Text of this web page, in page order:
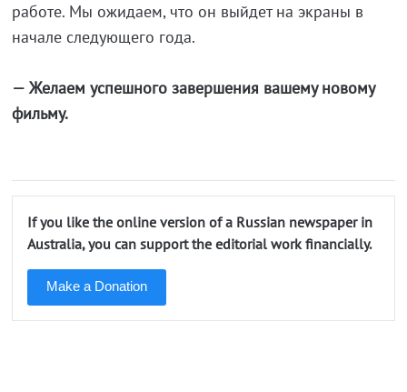
работе. Мы ожидаем, что он выйдет на экраны в
начале следующего года.
— Желаем успешного завершения вашему новому
фильму.
If you like the online version of a Russian newspaper in
Australia, you can support the editorial work financially.
Make a Donation